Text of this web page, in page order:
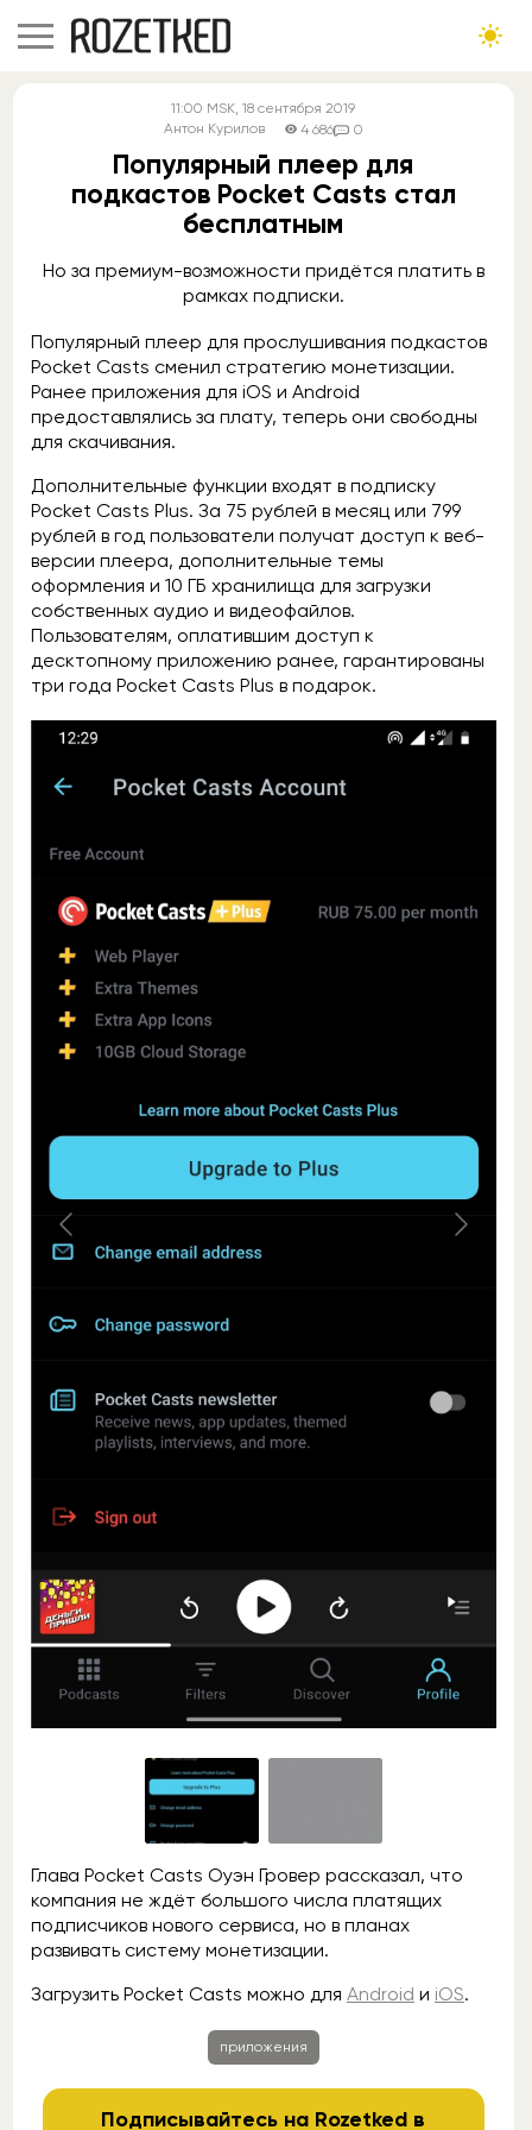
11:00 MSK, 18 сентября 2019
Антон Курилов
4 686 0
Популярный плеер для
подкастов Pocket Casts стал
бесплатным
Но за премиум-возможности придётся платить в
рамках подписки.
Популярный плеер для прослушивания подкастов
Pocket Casts сменил стратегию монетизации.
Ранее приложения для iOS и Android
предоставлялись за плату, теперь они свободны
для скачивания.
Дополнительные функции входят в подписку
Pocket Casts Plus. За 75 рублей в месяц или 799
рублей в год пользователи получат доступ к веб-
версии плеера, дополнительные темы
оформления и 10 ГБ хранилища для загрузки
собственных аудио и видеофайлов.
Пользователям, оплатившим доступ к
десктопному приложению ранее, гарантированы
три года Pocket Casts Plus в подарок.
Глава Pocket Casts Оуэн Гровер рассказал, что
компания не ждёт большого числа платящих
подписчиков нового сервиса, но в планах
развивать систему монетизации.
Загрузить Pocket Casts можно для Android и iOS.
приложения
Подписывайтесь на Rozetked в